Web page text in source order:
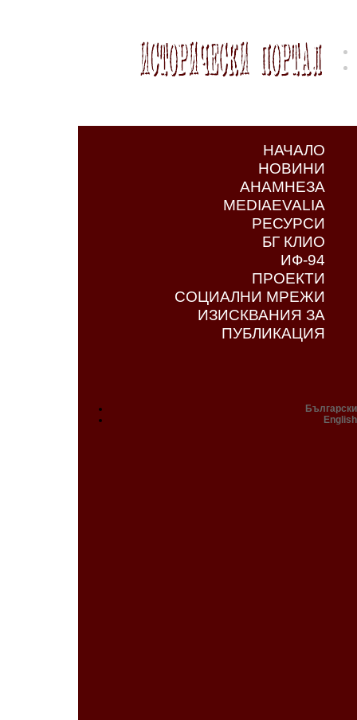
НАЧАЛО
НОВИНИ
АНАМНЕЗА
MEDIAEVALIA
РЕСУРСИ
БГ КЛИО
ИФ-94
ПРОЕКТИ
СОЦИАЛНИ МРЕЖИ
ИЗИСКВАНИЯ ЗА
ПУБЛИКАЦИЯ
Български
English